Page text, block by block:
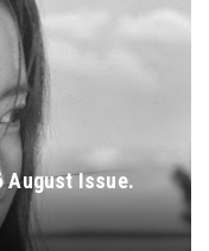
August Issue.